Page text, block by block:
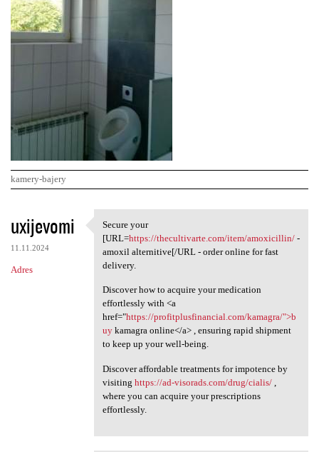
kamery-bajery
K
o
m
e
uxijevomi
11.11.2024
Adres
Secure your [URL=https:/
Secure your
[URL=https://thecultivarte.com/item/amoxicillin/-
amoxil alternitive[/URL - order online for fast
delivery.
Discover how to acquire your medication
effortlessly with <a
href="https://profitplusfinancial.com/kamagra/">b
uykamagra online</a> , ensuring rapid shipment
to keep up your well-being.
Discover affordable treatments for impotence by
visiting https://ad-visorads.com/drug/cialis/,
where you can acquire your prescriptions
effortlessly.